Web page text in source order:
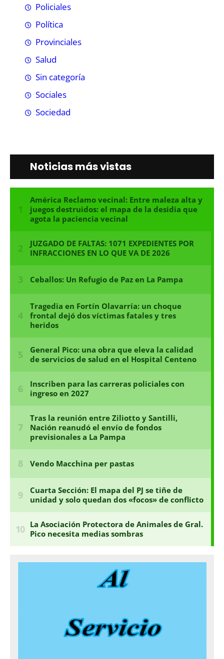
Policiales
Política
Provinciales
Salud
Sin categoría
Sociales
Sociedad
Noticias más vistas